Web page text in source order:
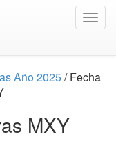
Año 2025/ Fecha
MXY